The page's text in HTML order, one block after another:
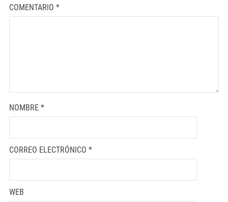
COMENTARIO *
NOMBRE *
CORREO ELECTRÓNICO *
WEB